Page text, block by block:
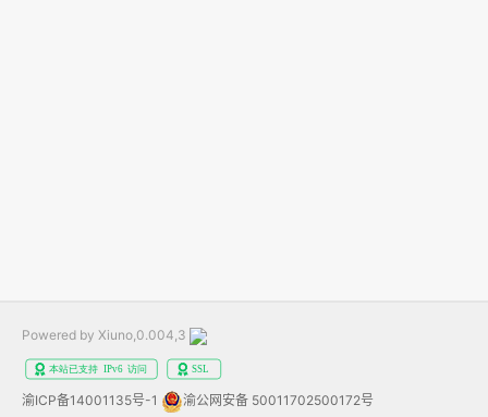
Powered by Xiuno,0.004,3
渝ICP备14001135号-1 渝公网安备 50011702500172号